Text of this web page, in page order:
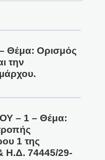
Θέμα: Oρισμός
την
– 1 – Θέμα:
1 της
74445/29-